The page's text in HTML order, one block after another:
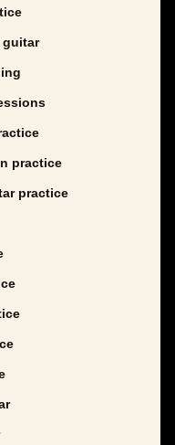
guitar
practice
practice